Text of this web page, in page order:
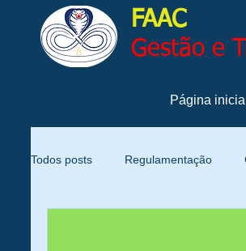
FAAC
Gestão e
Página inicial
Todos posts Regulamentação